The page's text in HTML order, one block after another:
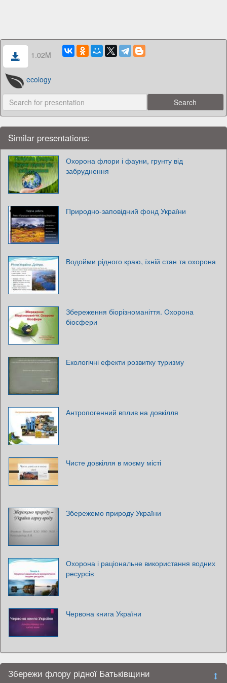
1.02M
ecology
Similar presentations:
Охорона флори і фауни, грунту від
забруднення
Природно-заповідний фонд України
Водойми рідного краю, їхній стан та охорона
Збереження біорізноманіття. Охорона
біосфери
Екологічні ефекти розвитку туризму
Антропогенний вплив на довкілля
Чисте довкілля в моєму місті
Збережемо природу України
Охорона і раціональне використання водних
ресурсів
Червона книга України
Збережи флору рідної Батьківщини